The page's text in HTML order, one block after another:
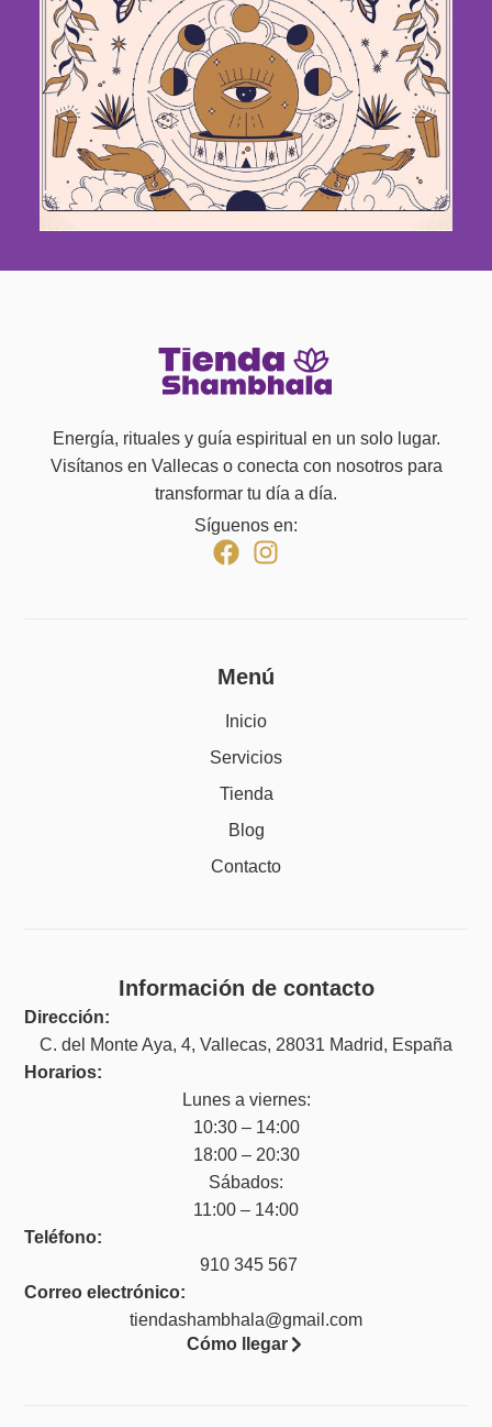
Energía, rituales y guía espiritual en un solo lugar.
Visítanos en Vallecas o conecta con nosotros para
transformar tu día a día.
Síguenos en:
Menú
Inicio
Servicios
Tienda
Blog
Contacto
Información de contacto
Dirección:
C. del Monte Aya, 4, Vallecas, 28031 Madrid, España
Horarios:
Lunes a viernes:
10:30 – 14:00
18:00 – 20:30
Sábados:
11:00 – 14:00
Teléfono:
910 345 567
Correo electrónico:
tiendashambhala@gmail.com
Cómo llegar